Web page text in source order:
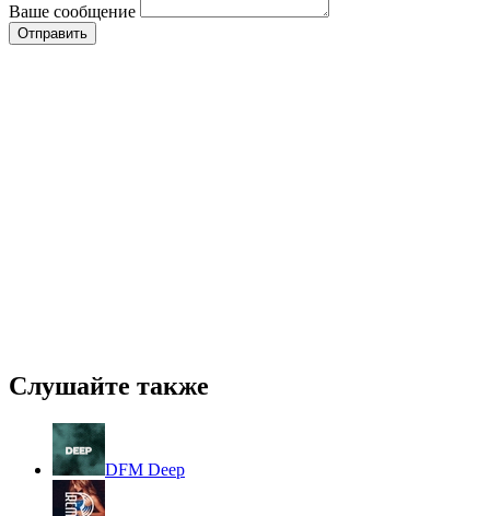
Ваше сообщение
Слушайте также
DFM Deep